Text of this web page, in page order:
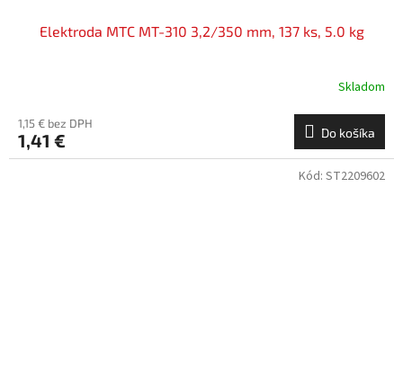
Elektroda MTC MT-310 3,2/350 mm, 137 ks, 5.0 kg
Skladom
1,15 € bez DPH
1,41 € Do košíka
Kód: ST2209602